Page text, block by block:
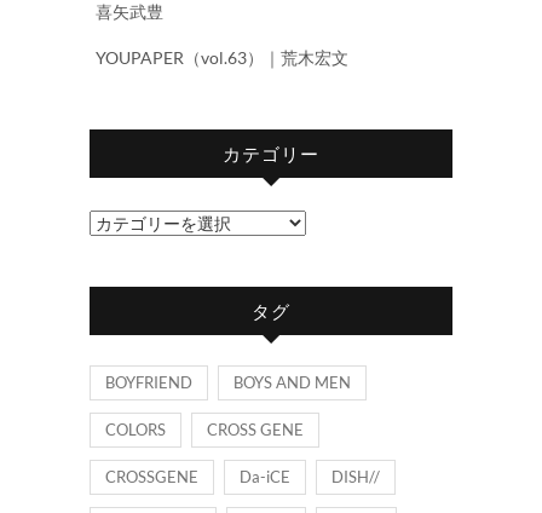
喜矢武豊
YOUPAPER（vol.63）｜荒木宏文
カテゴリー
カ
ゴ
タグ
BOYFRIEND BOYS AND MEN
COLORS CROSS GENE
CROSSGENE Da-iCE DISH//